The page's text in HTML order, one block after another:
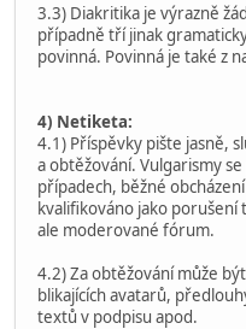
3.3) Diakritika je výrazně
případně tří jinak
povinná. Povinná je také z
4) Netiketa:
4.1) Příspěvky pište jasně,
a obtěžování. Vulgarismy
případech, běžné
kvalifikováno jako
ale moderované fórum.
4.2) Za obtěžování může
blikajících avatarů,
textů v podpisu apod.